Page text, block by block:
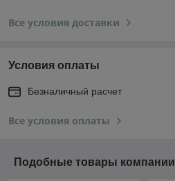
Все условия доставки
Условия оплаты
Безналичный расчет
Все условия оплаты
Подобные товары компании